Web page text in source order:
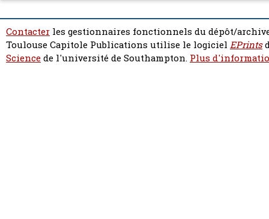
Contacter les gestionnaires fonctionnels du dépôt/
Toulouse Capitole Publications utilise le logiciel EPrints
Sciencede l'université de Southampton. Plus